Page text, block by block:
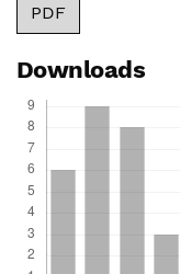
PDF
Downloads